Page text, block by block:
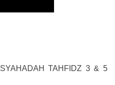
TAHFIDZ 3 & 5